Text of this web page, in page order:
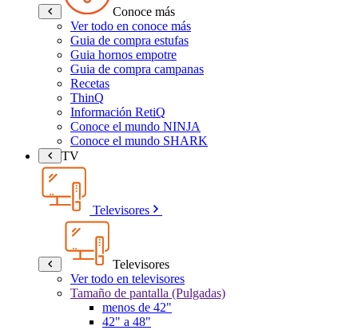
Conoce más
Ver todo en conoce más
Guia de compra estufas
Guia hornos empotre
Guia de compra campanas
Recetas
ThinQ
Información RetiQ
Conoce el mundo NINJA
Conoce el mundo SHARK
TV
Televisores
Televisores
Ver todo en televisores
Tamaño de pantalla (Pulgadas)
menos de 42"
42" a 48"